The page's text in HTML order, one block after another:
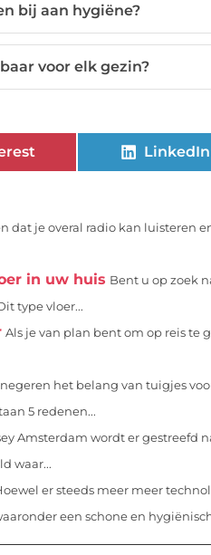
bij aan hygiëne?
voor elk gezin?
LinkedIn
dat je overal radio kan luisteren
in uw huis Bent u op zoek
type vloer...
Als je van plan bent om op reis te
het belang van tuigjes
5 redenen...
Amsterdam wordt er gestreefd
waar...
er steeds meer meer
een schone en